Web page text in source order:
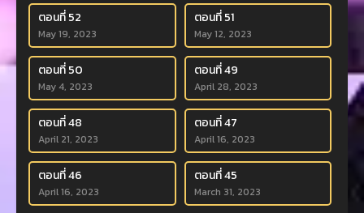
ตอนที่ 52
May 19, 2023
ตอนที่ 51
May 12, 2023
ตอนที่ 50
May 4, 2023
ตอนที่ 49
April 28, 2023
ตอนที่ 48
April 21, 2023
ตอนที่ 47
April 16, 2023
ตอนที่ 46
April 16, 2023
ตอนที่ 45
March 31, 2023